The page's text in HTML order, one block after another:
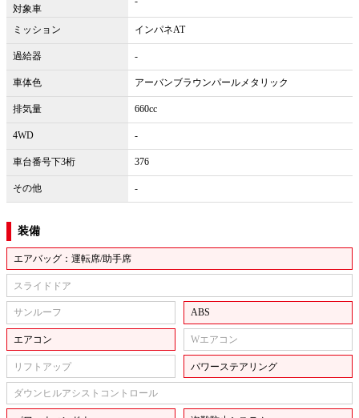
対象車
ミッション インパネAT
過給器 -
車体色 アーバンブラウンパールメタリック
排気量 660cc
4WD -
車台番号下3桁 376
その他 -
装備
エアバッグ：運転席/助手席
スライドドア
サンルーフ ABS
エアコン Wエアコン
リフトアップ パワーステアリング
ダウンヒルアシストコントロール